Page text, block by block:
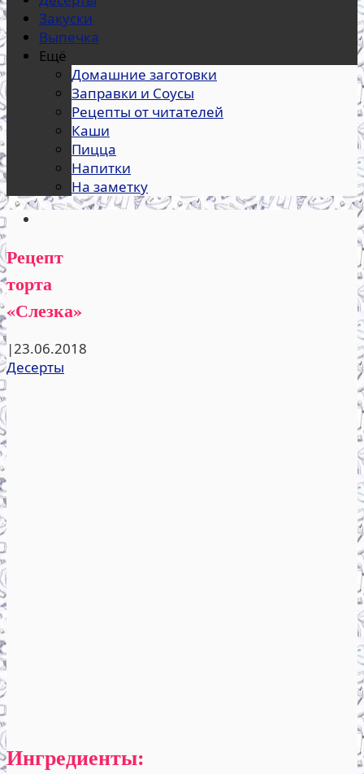
Закуски
Выпечка
Ещё
Домашние заготовки
Заправки и Соусы
Рецепты от читателей
Каши
Пицца
Напитки
На заметку
Рецепт
торта
«Слезка»
|23.06.2018
Десерты
Ингредиенты: